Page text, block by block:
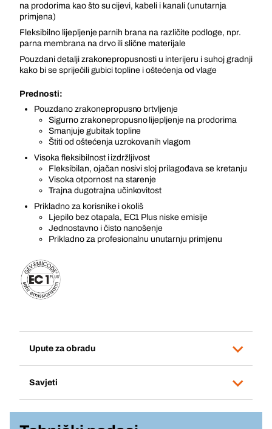
na prodorima kao što su cijevi, kabeli i kanali (unutarnja
primjena)
Fleksibilno lijepljenje parnih brana na različite podloge, npr.
parna membrana na drvo ili slične materijale
Pouzdani detalji zrakonepropusnosti u interijeru i suhoj gradnji
kako bi se spriječili gubici topline i oštećenja od vlage
Prednosti:
Pouzdano zrakonepropusno brtvljenje
Sigurno zrakonepropusno lijepljenje na prodorima
Smanjuje gubitak topline
Štiti od oštećenja uzrokovanih vlagom
Visoka fleksibilnost i izdržljivost
Fleksibilan, ojačan nosivi sloj prilagođava se kretanju
Visoka otpornost na starenje
Trajna dugotrajna učinkovitost
Prikladno za korisnike i okoliš
Ljepilo bez otapala, EC1 Plus niske emisije
Jednostavno i čisto nanošenje
Prikladno za profesionalnu unutarnju primjenu
Upute za obradu
Savjeti